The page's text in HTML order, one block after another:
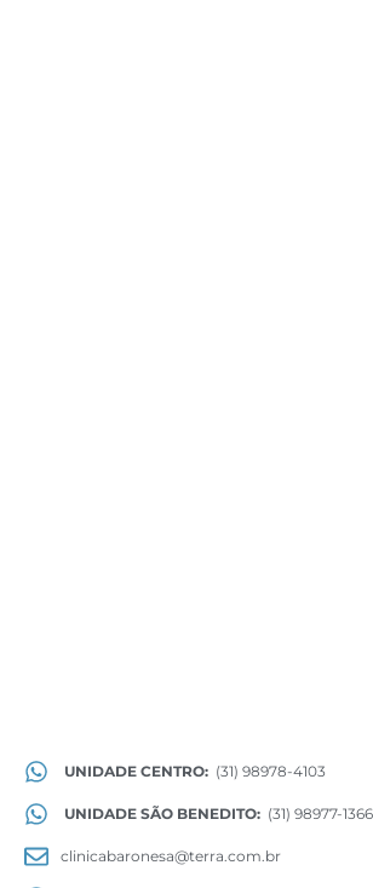
UNIDADE CENTRO: (31) 98978-4103
UNIDADE SÃO BENEDITO: (31) 98977-1366
clinicabaronesa@terra.com.br